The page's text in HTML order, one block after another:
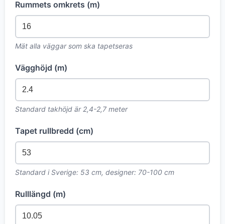
Rummets omkrets (m)
Mät alla väggar som ska tapetseras
Vägghöjd (m)
Standard takhöjd är 2,4-2,7 meter
Tapet rullbredd (cm)
Standard i Sverige: 53 cm, designer: 70-100 cm
Rulllängd (m)